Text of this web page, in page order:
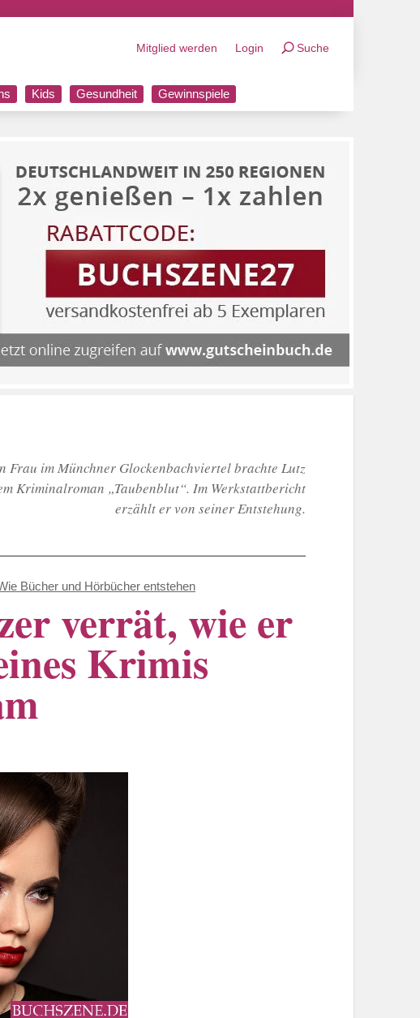
Mitglied werden Login Suche
Kids Gesundheit Gewinnspiele
Frau im Münchner Glockenbachviertel brachte Lutz
Kriminalroman „Taubenblut“. Im Werkstattbericht
erzählt er von seiner Entstehung.
Bücher und Hörbücher entstehen
verrät, wie er
Krimis